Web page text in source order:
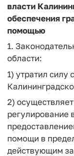
власти
обеспечения
помощью
1.
области:
1) утратил силу
2)
регулирование
помощи в
действующим